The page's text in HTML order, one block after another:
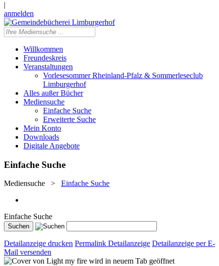
|
anmelden
Willkommen
Freundeskreis
Veranstaltungen
Vorlesesommer Rheinland-Pfalz & Sommerleseclub
Limburgerhof
Alles außer Bücher
Mediensuche
Einfache Suche
Erweiterte Suche
Mein Konto
Downloads
Digitale Angebote
Einfache Suche
Mediensuche > Einfache Suche
Einfache Suche
Detailanzeige drucken Permalink Detailanzeige Detailanzeige per E-
Mail versenden
wird in neuem Tab geöffnet